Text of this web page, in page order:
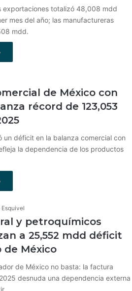
exportaciones totalizó 48,008 mdd
mes del año; las manufactureras
mdd.
de México con
récord de 123,053
un déficit en la balanza comercial con
la dependencia de los productos
y petroquímicos
a 25,552 mdd déficit
México
de México no basta: la factura
desnuda una dependencia externa